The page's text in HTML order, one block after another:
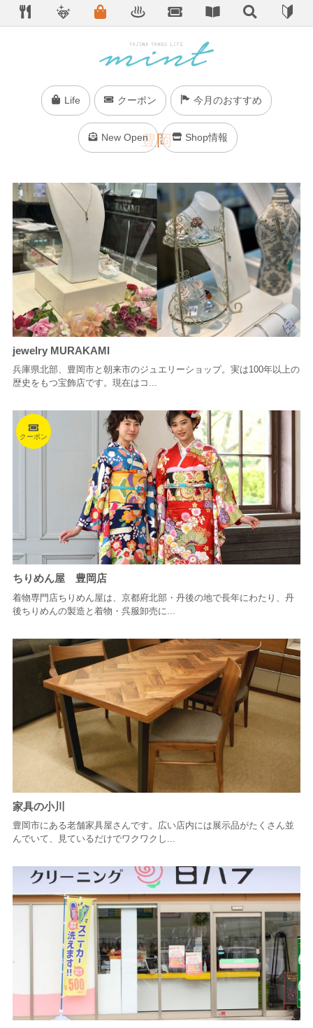
Life クーポン 今月のおすすめ
New Open Shop情報
豊岡
jewelry MURAKAMI
兵庫県北部、豊岡市と朝来市のジュエリーショップ。実は100年以上の
歴史をもつ宝飾店です。現在はコ...
ちりめん屋 豊岡店
着物専門店ちりめん屋は、京都府北部・丹後の地で長年にわたり、丹
後ちりめんの製造と着物・呉服卸売に...
クーポン
家具の小川
豊岡市にある老舗家具屋さんです。広い店内には展示品がたくさん並
んでいて、見ているだけでワクワクし...